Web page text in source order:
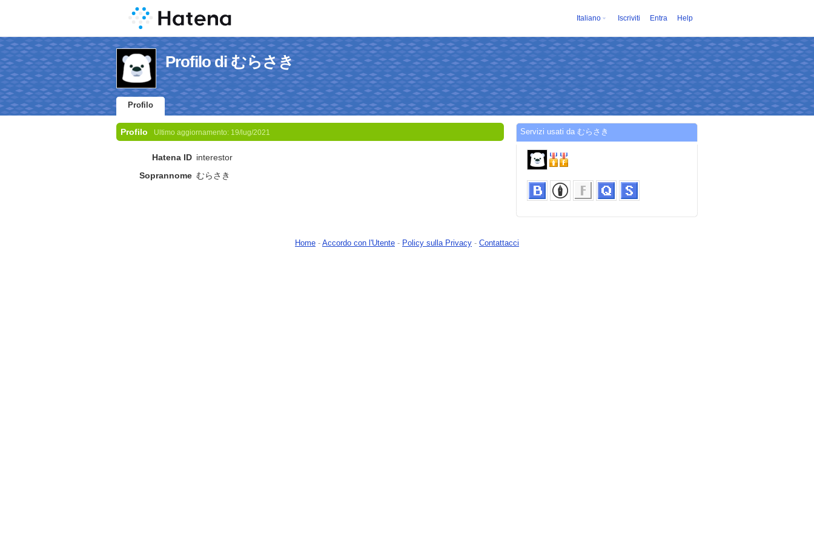
Italiano Iscriviti Entra Help
Profilo di むらさき
Profilo
Profilo Ultimo aggiornamento: 19/lug/2021
Hatena ID interestor
Soprannome むらさき
Servizi usati da むらさき
Home - Accordo con l'Utente - Policy sulla Privacy - Contattacci